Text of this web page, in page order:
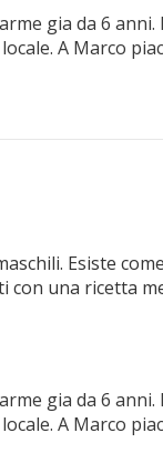
gia da 6
A Marco
Esiste
con una ricetta
gia da 6
A Marco